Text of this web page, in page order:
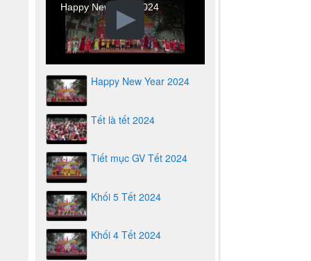
Happy New Year 2024
Happy New Year 2024
Tết là tết 2024
Tiết mục GV Tết 2024
Khối 5 Tết 2024
Khối 4 Tết 2024